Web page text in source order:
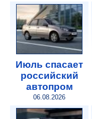
Июль спасает
российский
автопром
06.08.2026